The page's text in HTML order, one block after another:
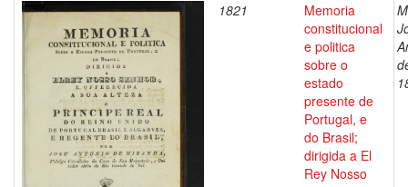
1821
Memoria
constitucional
e politica
sobre o
estado
presente de
Portugal, e
do Brasil;
dirigida a El
Rey Nosso